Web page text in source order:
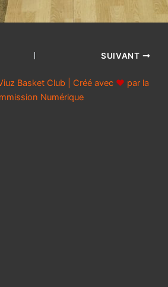
SUIVANT
Basket Club | Créé avec ♥ par la
Numérique